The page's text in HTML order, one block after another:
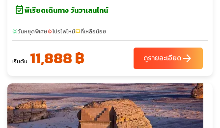
event_availableพีเรียดเดินทาง วันวาเลนไทน์
sunnyวันหยุดพิเศษlocal_fire_departmentโปรไฟไหม้confirmation_numberที่เหลือน้อย
เริ่มต้น 11,888 ฿ ดูรายละเอียดarrow_forward